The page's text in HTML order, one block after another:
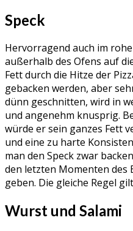
Speck
Hervorragend auch im
außerhalb des Ofens auf
Fett durch die Hitze der
gebacken werden, aber
dünn geschnitten, wird in
und angenehm knusprig.
würde er sein ganzes Fett
und eine zu harte
man den Speck zwar
den letzten Momenten des
geben. Die gleiche Regel
Wurst und Salami